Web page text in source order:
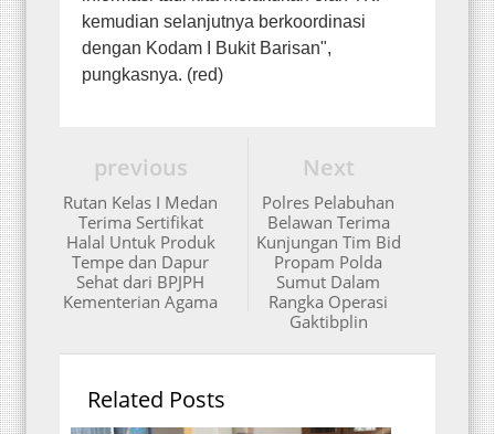
kemudian selanjutnya berkoordinasi
dengan Kodam I Bukit Barisan",
pungkasnya. (red)
Next
Polres Pelabuhan
Belawan Terima
Kunjungan Tim Bid
Propam Polda
Sumut Dalam
Rangka Operasi
Gaktibplin
previous
Rutan Kelas I Medan
Terima Sertifikat
Halal Untuk Produk
Tempe dan Dapur
Sehat dari BPJPH
Kementerian Agama
Related Posts